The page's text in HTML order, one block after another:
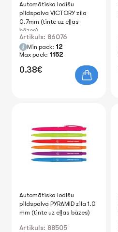
Automātiska lodīšu
pildspalva VICTORY zila
0.7mm (tinte uz eļļas
bāzes)
Artikuls: 86076
Min pack: 12
Max pack: 1152
0.38€
Automātiska lodīšu
pildspalva PYRAMID zila 1.0
mm (tinte uz eļļas bāzes)
Artikuls: 88505